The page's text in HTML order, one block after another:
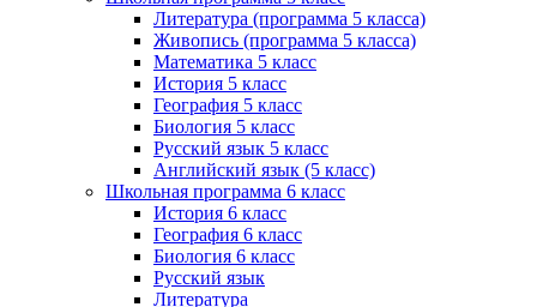
Литература (программа 5 класса)
Живопись (программа 5 класса)
Математика 5 класс
История 5 класс
География 5 класс
Биология 5 класс
Русский язык 5 класс
Английский язык (5 класс)
Школьная программа 6 класс
История 6 класс
География 6 класс
Биология 6 класс
Русский язык
Литература